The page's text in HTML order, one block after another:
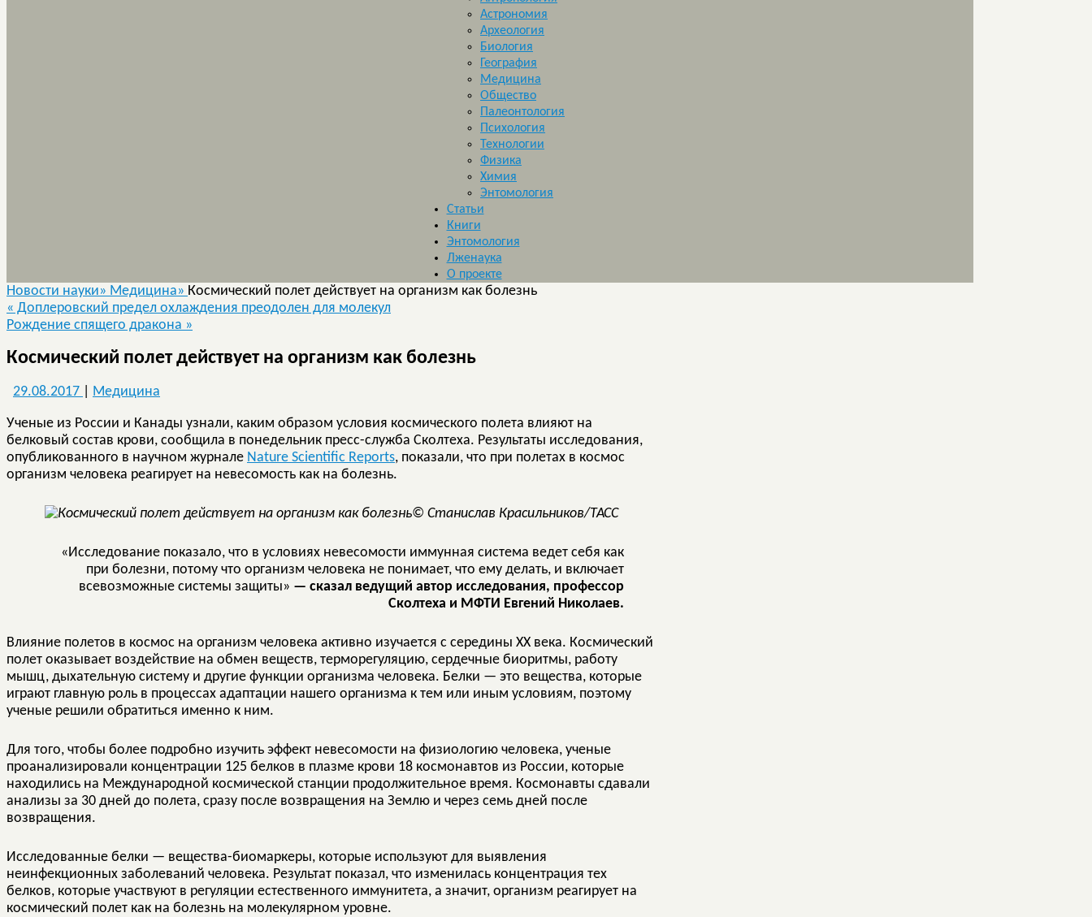
Астрономия
Археология
Биология
География
Медицина
Общество
Палеонтология
Психология
Технологии
Физика
Химия
Энтомология
Статьи
Книги
Энтомология
Лженаука
О проекте
Новости науки» Медицина» Космический полет действует на организм как болезнь
« Доплеровский предел охлаждения преодолен для молекул
Рождение спящего дракона »
Космический полет действует на организм как болезнь
29.08.2017 Медицина
Ученые из России и Канады узнали, каким образом условия космического полета влияют на
белковый состав крови, сообщила в понедельник пресс-служба Сколтеха. Результаты исследования,
опубликованного в научном журнале Nature Scientific Reports, показали, что при полетах в космос
организм человека реагирует на невесомость как на болезнь.
© Станислав Красильников/ТАСС
«Исследование показало, что в условиях невесомости иммунная система ведет себя как
при болезни, потому что организм человека не понимает, что ему делать, и включает
всевозможные системы защиты» — сказал ведущий автор исследования, профессор
Сколтеха и МФТИ Евгений Николаев.
Влияние полетов в космос на организм человека активно изучается с середины XX века. Космический
полет оказывает воздействие на обмен веществ, терморегуляцию, сердечные биоритмы, работу
мышц, дыхательную систему и другие функции организма человека. Белки — это вещества, которые
играют главную роль в процессах адаптации нашего организма к тем или иным условиям, поэтому
ученые решили обратиться именно к ним.
Для того, чтобы более подробно изучить эффект невесомости на физиологию человека, ученые
проанализировали концентрации 125 белков в плазме крови 18 космонавтов из России, которые
находились на Международной космической станции продолжительное время. Космонавты сдавали
анализы за 30 дней до полета, сразу после возвращения на Землю и через семь дней после
возвращения.
Исследованные белки — вещества-биомаркеры, которые используют для выявления
неинфекционных заболеваний человека. Результат показал, что изменилась концентрация тех
белков, которые участвуют в регуляции естественного иммунитета, а значит, организм реагирует на
космический полет как на болезнь на молекулярном уровне.